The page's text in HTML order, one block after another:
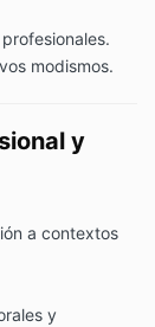
modismos.
y
a contextos
y